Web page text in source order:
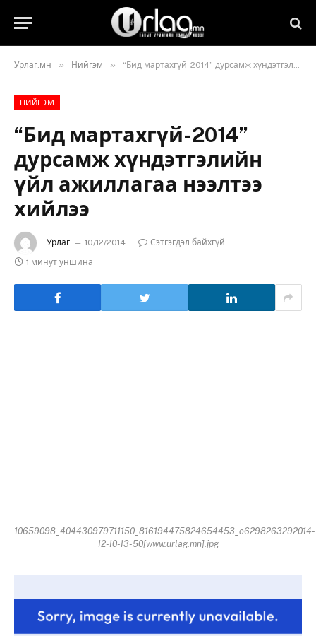
Урлаг.мн » Нийгэм » “Бид мартахгүй-2014” дурсамж хүндэтгэлийн үйл ажиллагаа нээлтээ хийлээ
НИЙГЭМ
“Бид мартахгүй-2014”
дурсамж хүндэтгэлийн
үйл ажиллагаа нээлтээ
хийлээ
Урлаг 10/12/2014
Сэтгэгдэл байхгүй
1 минут уншина
10659098_404430979711150_816194475824654453_o6298263292014-
12-10-13-50[www.urlag.mn].jpg